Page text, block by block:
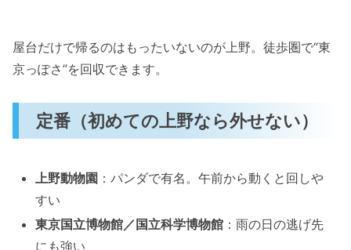
屋台だけで帰るのはもったいないのが上野。徒歩圏で“東
京っぽさ”を回収できます。
定番（初めての上野なら外せない）
上野動物園 ：パンダで有名。午前から動くと回しや
すい
東京国立博物館／国立科学博物館 ：雨の日の逃げ先
にも強い